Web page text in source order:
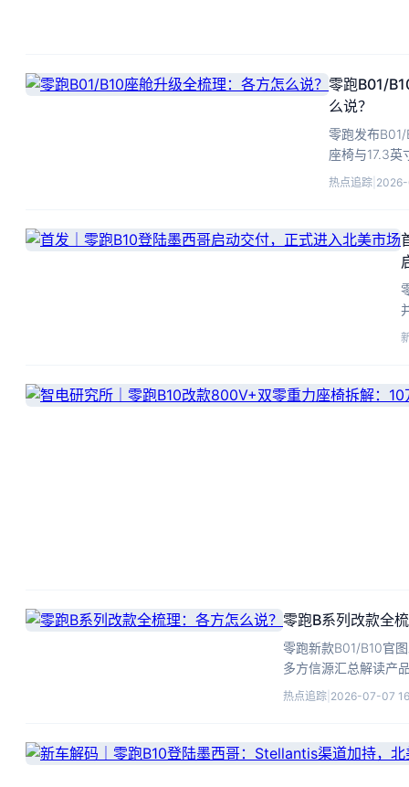
零跑B01/
么说？
零跑发布
座椅与17.3英
注。
热点追踪
零跑B系列改款全
零跑新款B01/B10官
多方信源汇总解读产
热点追踪 2026-07-07